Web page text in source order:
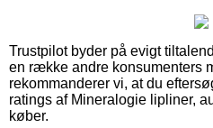
Trustpilot byder på evigt
en række andre konsumenters
rekommanderer vi, at du
ratings af Mineralogie lipliner,
køber.